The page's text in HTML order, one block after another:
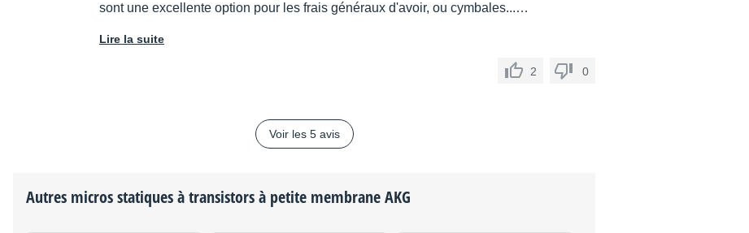
sont une excellente option pour les frais généraux d'avoir, ou cymbales...…
Lire la suite
2 0
Voir les 5 avis
Autres micros statiques à transistors à petite membraneAKG